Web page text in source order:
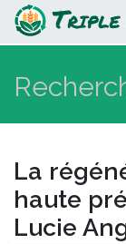
La
La
haute
Lucie